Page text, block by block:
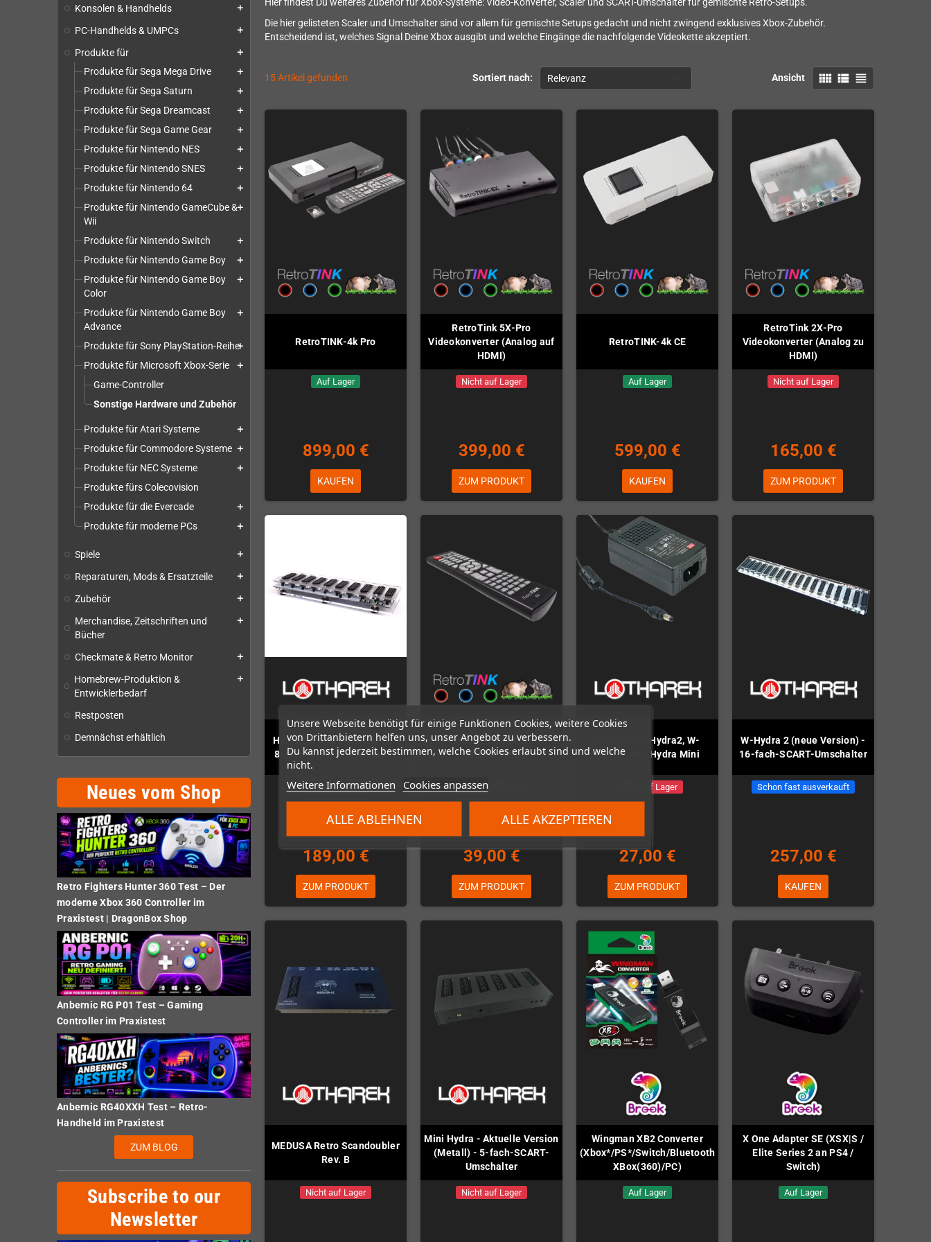
Unsere Webseite benötigt für einige Funktionen Cookies, weitere Cookies
von Drittanbietern helfen uns, unser Angebot zu verbessern.
Du kannst jederzeit bestimmen, welche Cookies erlaubt sind und welche
nicht.
Weitere Informationen Cookies anpassen
ALLE ABLEHNEN ALLE AKZEPTIEREN
Konsolen & Handhelds add
PC-Handhelds & UMPCs add
Produkte für add
Produkte für Sega Mega Drive add
Produkte für Sega Saturn add
Produkte für Sega Dreamcast add
Produkte für Sega Game Gear add
Produkte für Nintendo NES add
Produkte für Nintendo SNES add
Produkte für Nintendo 64 add
Produkte für Nintendo GameCube &
Wii
add
Produkte für Nintendo Switch add
Produkte für Nintendo Game Boy add
Produkte für Nintendo Game Boy
Color
add
Produkte für Nintendo Game Boy
Advance
add
Produkte für Sony PlayStation-Reiheadd
Produkte für Microsoft Xbox-Serie add
Game-Controller
Sonstige Hardware und Zubehör
Produkte für Atari Systeme add
Produkte für Commodore Systeme add
Produkte für NEC Systeme add
Produkte fürs Colecovision
Produkte für die Evercade
add
Produkte für moderne PCs add
Spiele add
Reparaturen, Mods & Ersatzteile add
Zubehör add
Merchandise, Zeitschriften und
Bücher
add
Checkmate & Retro Monitor add
Homebrew-Produktion &
Entwicklerbedarf
add
Restposten
Demnächst erhältlich
Neues vom Shop
Retro Fighters Hunter 360 Test – Der
moderne Xbox 360 Controller im
Praxistest | DragonBox Shop
Anbernic RG P01 Test – Gaming
Controller im Praxistest
Anbernic RG40XXH Test – Retro-
Handheld im Praxistest
ZUM BLOG
Subscribe to our
Newsletter
Hier findest Du weiteres Zubehör für Xbox-Systeme: Video-Konverter, Scaler und SCART-Umschalter für gemischte Retro-Setups.
Die hier gelisteten Scaler und Umschalter sind vor allem für gemischte Setups gedacht und nicht zwingend exklusives Xbox-Zubehör.
Entscheidend ist, welches Signal Deine Xbox ausgibt und welche Eingänge die nachfolgende Videokette akzeptiert.
Sortiert nach: Relevanz Ansicht view_comfy view_list view_headline
15 Artikel gefunden
RetroTINK-4k Pro
Auf Lager
899,00 €
KAUFEN
RetroTink 5X-Pro
Videokonverter (Analog auf
HDMI)
Nicht auf Lager
399,00 €
ZUM PRODUKT
RetroTINK-4k CE
Auf Lager
599,00 €
KAUFEN
RetroTink 2X-Pro
Videokonverter (Analog zu
HDMI)
Nicht auf Lager
165,00 €
ZUM PRODUKT
Hydra 2 - aktuelle Version -
8-fach-SCART-Umschalter
Nicht auf Lager
189,00 €
ZUM PRODUKT
RetroTINK-5X Premium-
Fernbedienung
Nicht auf Lager
39,00 €
ZUM PRODUKT
Netzteil für Hydra2, W-
Hydra2 und Hydra Mini
Nicht auf Lager
27,00 €
ZUM PRODUKT
W-Hydra 2 (neue Version) -
16-fach-SCART-Umschalter
Schon fast ausverkauft
257,00 €
KAUFEN
MEDUSA Retro Scandoubler
Rev. B
Nicht auf Lager
Mini Hydra - Aktuelle Version
(Metall) - 5-fach-SCART-
Umschalter
Nicht auf Lager
Wingman XB2 Converter
(Xbox*/PS*/Switch/Bluetooth
XBox(360)/PC)
Auf Lager
X One Adapter SE (XSX|S /
Elite Series 2 an PS4 /
Switch)
Auf Lager